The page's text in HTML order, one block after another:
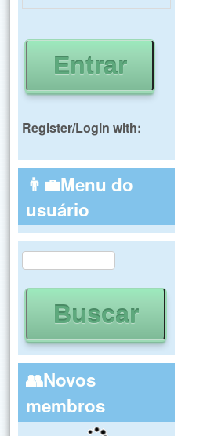
Register/Login with:
👨‍💼Menu do
usuário
Formulário de busca
Buscar
👥Novos
membros